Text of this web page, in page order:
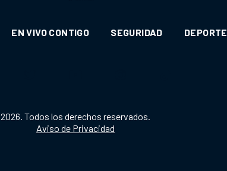
EN VIVO CONTIGO SEGURIDAD
2026. Todos los derechos reservados.
Aviso de Privacidad